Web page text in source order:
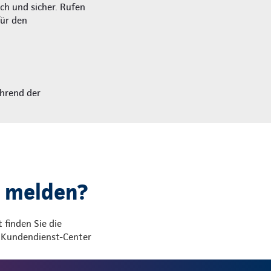
und sicher. Rufen
den
der
finden Sie die
Center